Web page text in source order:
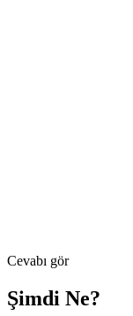
Cevabı gör
Şimdi Ne?